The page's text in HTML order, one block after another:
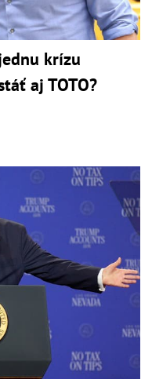
krízu
aj TOTO?